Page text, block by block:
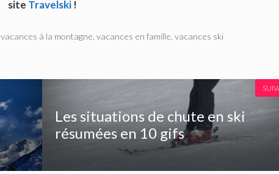
site Travelski!
,vacances à la montagne ,vacances en famille ,vacances ski
Les situations de chute en ski
résumées en 10 gifs